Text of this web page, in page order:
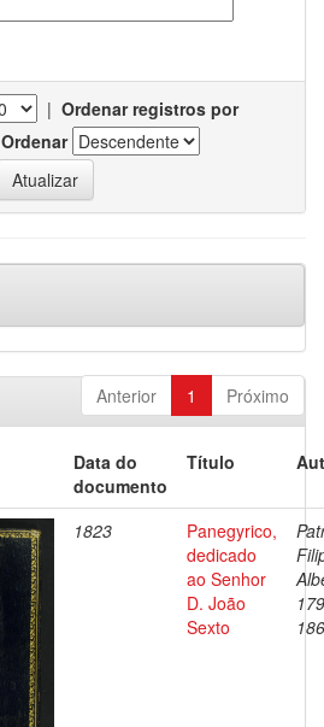
| Ordenar registros por
Ordenar
Anterior 1 Próximo
Data do
documento
Título
1823
Panegyrico,
dedicado
ao Senhor
D. João
Sexto